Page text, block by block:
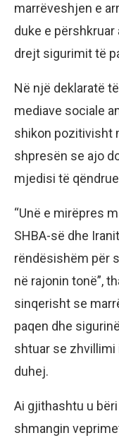
marrëveshjen e
duke e
drejt sigurimit të
Në një deklaratë
mediave sociale
shikon pozitivisht
shpresën se ajo
mjedisi të
“Unë e mirëpres
SHBA-së dhe
rëndësishëm për
në rajonin tonë”,
sinqerisht se
paqen dhe
shtuar se zhvillimi
duhej.
Ai gjithashtu u
shmangin